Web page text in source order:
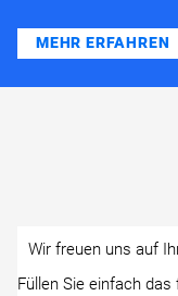
MEHR ERFAHREN
Wir freuen uns auf
Füllen Sie einfach